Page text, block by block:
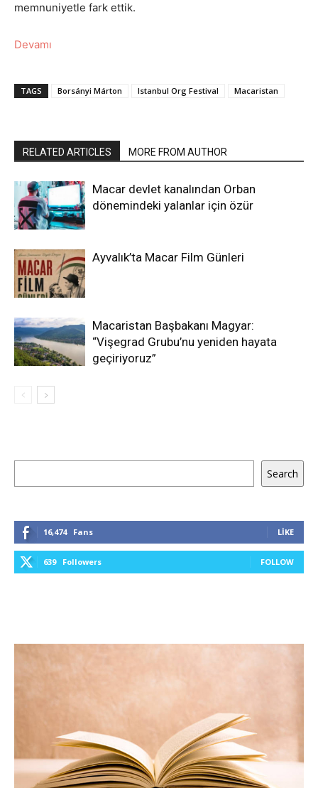
memnuniyetle fark ettik.
Devamı
TAGS Borsányi Márton Istanbul Org Festival Macaristan
RELATED ARTICLES MORE FROM AUTHOR
Macar devlet kanalından Orban
dönemindeki yalanlar için özür
Ayvalık’ta Macar Film Günleri
Macaristan Başbakanı Magyar:
“Vişegrad Grubu’nu yeniden hayata
geçiriyoruz”
Search
16,474 Fans LIKE
639 Followers FOLLOW